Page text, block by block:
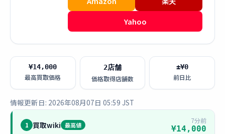
Yahoo
¥14,000
最高買取価格
2店舗
価格取得店舗数
±¥0
前日比
情報更新日: 2026年08月07日 05:59 JST
1 買取wiki 最高値
7分前
¥14,000